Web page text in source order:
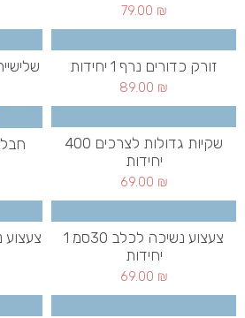
79.00 ₪
זורק כדורים נרף 1 יחידות
89.00 ₪
שלישיית
שקיות גדולות לצרכים 400
יחידות
69.00 ₪
חבל
צעצוע נשיכה לכלב 30סמ 1
יחידות
69.00 ₪